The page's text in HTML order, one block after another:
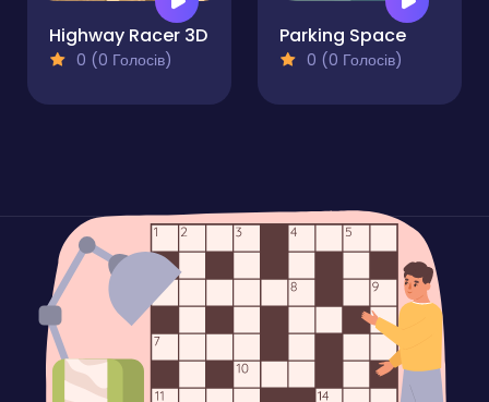
Highway Racer 3D
0 (0 Голосів)
Parking Space
0 (0 Голосів)